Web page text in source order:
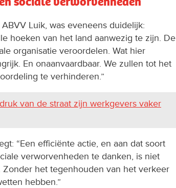
Luik, was eveneens duidelijk:
hoeken van het land aanwezig te zijn. De
organisatie veroordelen. Wat hier
En onaanvaardbaar. We zullen tot het
te verhinderen.”
van de straat zijn werkgevers vaker
“Een efficiënte actie, en aan dat soort
verworvenheden te danken, is niet
het tegenhouden van het verkeer
hebben.”